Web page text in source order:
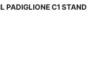
PADIGLIONE C1 STAND